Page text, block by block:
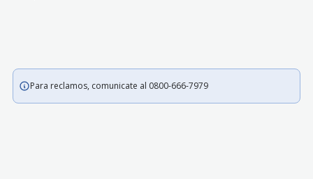
Para reclamos, comunicate al 0800-666-7979